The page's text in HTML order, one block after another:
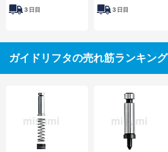
3 日目 3 日目
ガイドリフタの売れ筋ランキング